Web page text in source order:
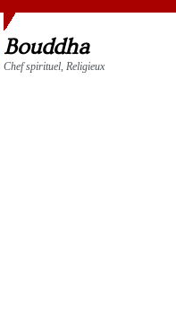
Bouddha
Chef spirituel, Religieux